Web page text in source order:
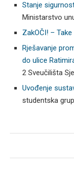
Stanje
Ministarstvo
ZakOČI! – Take
Rješavanje
do ulice
2 Sveučilišta
Uvođenje
studentska